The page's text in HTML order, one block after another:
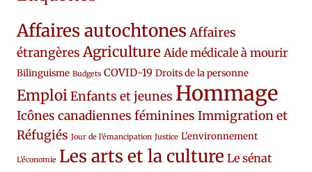
Affaires autochtones Affaires
étrangères Agriculture Aide médicale à mourir
Bilinguisme Budgets COVID-19 Droits de la personne
EmploiEnfants et jeunes Hommage
Icônes canadiennes féminines Immigration et
Réfugiés Jour de l'émancipation Justice L'environnement
L'économie Les arts et la culture Le sénat